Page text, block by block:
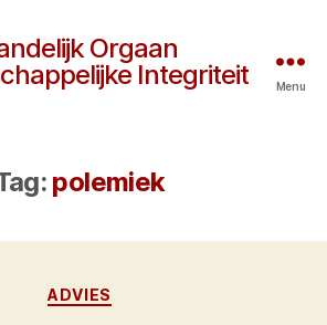
Orgaan
Integriteit
Menu
polemiek
Categorieën
ADVIES